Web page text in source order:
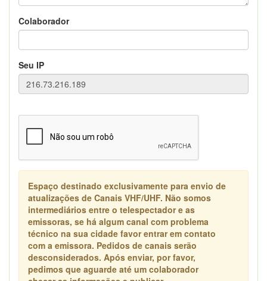
Colaborador
Seu IP
Espaço destinado exclusivamente para envio de
atualizações de Canais VHF/UHF. Não somos
intermediários entre o telespectador e as
emissoras, se há algum canal com problema
técnico na sua cidade favor entrar em contato
com a emissora. Pedidos de canais serão
desconsiderados. Após enviar, por favor,
pedimos que aguarde até um colaborador